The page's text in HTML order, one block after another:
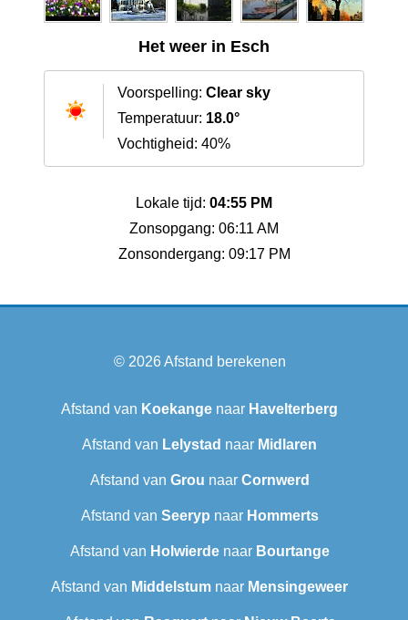
Het weer in Esch
Voorspelling: Clear sky
Temperatuur: 18.0°
Vochtigheid: 40%
Lokale tijd: 04:55 PM
Zonsopgang: 06:11 AM
Zonsondergang: 09:17 PM
© 2026Afstand berekenen
Afstand van Koekange naar Havelterberg
Afstand van Lelystad naar Midlaren
Afstand van Grou naar Cornwerd
Afstand van Seeryp naar Hommerts
Afstand van Holwierdenaar Bourtange
Afstand van Middelstum naar Mensingeweer